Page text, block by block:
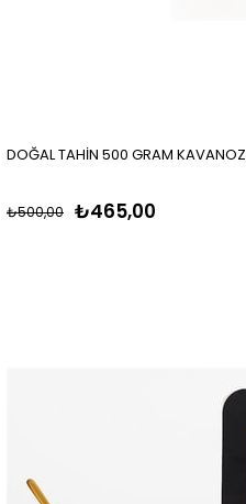
DOĞAL TAHİN 500 GRAM KAVANOZ
₺465,00
₺500,00